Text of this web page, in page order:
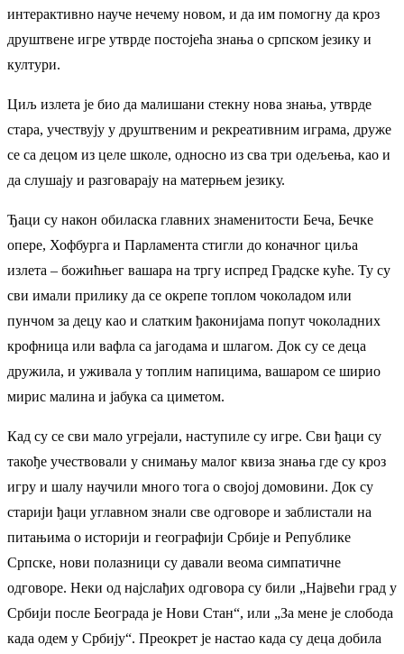
интерактивно науче нечему новом, и да им помогну да кроз
друштвене игре утврде постојећа знања о српском језику и
култури.
Циљ излета је био да малишани стекну нова знања, утврде
стара, учествују у друштвеним и рекреативним играма, друже
се са децом из целе школе, односно из сва три одељења, као и
да слушају и разговарају на матерњем језику.
Ђаци су након обиласка главних знаменитости Беча, Бечке
опере, Хофбурга и Парламента стигли до коначног циља
излета – божићњег вашара на тргу испред Градске куће. Ту су
сви имали прилику да се окрепе топлом чоколадом или
пунчом за децу као и слатким ђаконијама попут чоколадних
крофница или вафла са јагодама и шлагом. Док су се деца
дружила, и уживала у топлим напицима, вашаром се ширио
мирис малина и јабука са циметом.
Кад су се сви мало угрејали, наступиле су игре. Сви ђаци су
такође учествовали у снимању малог квиза знања где су кроз
игру и шалу научили много тога о својој домовини. Док су
старији ђаци углавном знали све одговоре и заблистали на
питањима о историји и географији Србије и Републике
Српске, нови полазници су давали веома симпатичне
одговоре. Неки од најслађих одговора су били „Највећи град у
Србији после Београда је Нови Стан“, или „За мене је слобода
када одем у Србију“. Преокрет је настао када су деца добила